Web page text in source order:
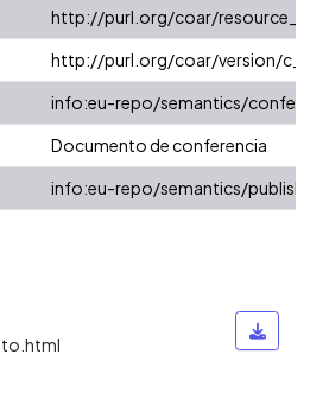
http://purl.org/coar/
http://purl.org/coar/version/
info:eu-repo/semantics/
Documento de conferencia
info:eu-repo/semantics/